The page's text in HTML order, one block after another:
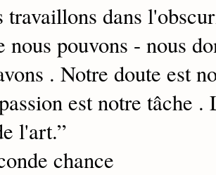
travaillons dans
nous pouvons - nous
. Notre doute est
est notre tâche .
l'art.”
chance